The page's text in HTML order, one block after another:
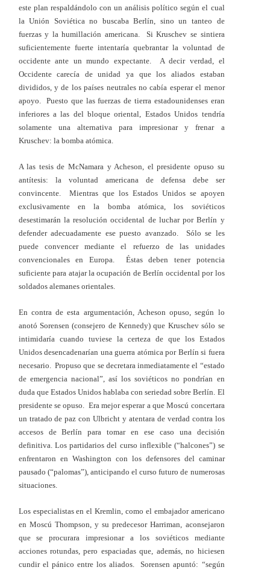
este plan respaldándolo con un análisis político según el cual
la Unión Soviética no buscaba Berlín, sino un tanteo de
fuerzas y la humillación americana. Si Kruschev se sintiera
suficientemente fuerte intentaría quebrantar la voluntad de
occidente ante un mundo expectante. A decir verdad, el
Occidente carecía de unidad ya que los aliados estaban
divididos, y de los países neutrales no cabía esperar el menor
apoyo. Puesto que las fuerzas de tierra estadounidenses eran
inferiores a las del bloque oriental, Estados Unidos tendría
solamente una alternativa para impresionar y frenar a
Kruschev: la bomba atómica.
A las tesis de McNamara y Acheson, el presidente opuso su
antítesis: la voluntad americana de defensa debe ser
convincente. Mientras que los Estados Unidos se apoyen
exclusivamente en la bomba atómica, los soviéticos
desestimarán la resolución occidental de luchar por Berlín y
defender adecuadamente ese puesto avanzado. Sólo se les
puede convencer mediante el refuerzo de las unidades
convencionales en Europa. Éstas deben tener potencia
suficiente para atajar la ocupación de Berlín occidental por los
soldados alemanes orientales.
En contra de esta argumentación, Acheson opuso, según lo
anotó Sorensen (consejero de Kennedy) que Kruschev sólo se
intimidaría cuando tuviese la certeza de que los Estados
Unidos desencadenarían una guerra atómica por Berlín si fuera
necesario. Propuso que se decretara inmediatamente el “estado
de emergencia nacional”, así los soviéticos no pondrían en
duda que Estados Unidos hablaba con seriedad sobre Berlín. El
presidente se opuso. Era mejor esperar a que Moscú concertara
un tratado de paz con Ulbricht y atentara de verdad contra los
accesos de Berlín para tomar en ese caso una decisión
definitiva. Los partidarios del curso inflexible (“halcones”) se
enfrentaron en Washington con los defensores del caminar
pausado (“palomas”), anticipando el curso futuro de numerosas
situaciones.
Los especialistas en el Kremlin, como el embajador americano
en Moscú Thompson, y su predecesor Harriman, aconsejaron
que se procurara impresionar a los soviéticos mediante
acciones rotundas, pero espaciadas que, además, no hiciesen
cundir el pánico entre los aliados. Sorensen apuntó: “según